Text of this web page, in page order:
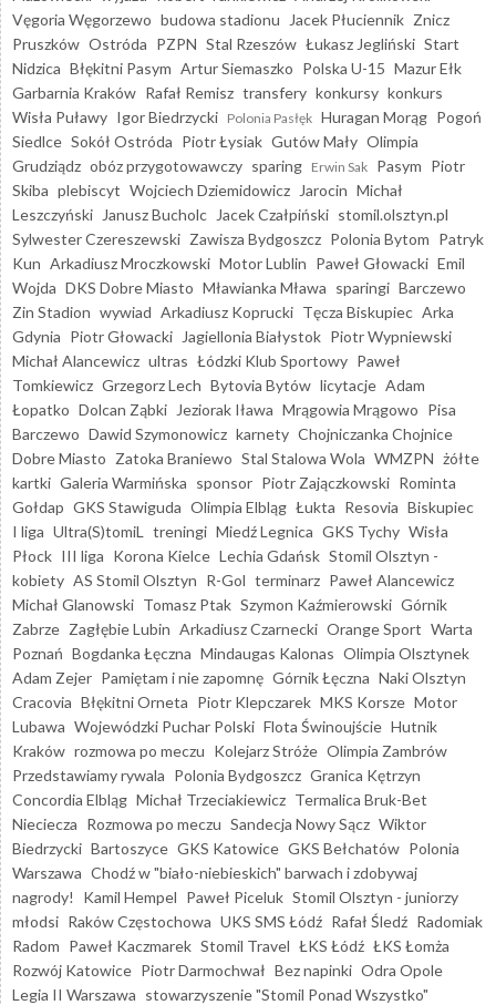
Vęgoria Węgorzewo budowa stadionu Jacek Płuciennik Znicz
Pruszków Ostróda PZPN Stal Rzeszów Łukasz Jegliński Start
Nidzica Błękitni Pasym Artur Siemaszko Polska U-15 Mazur Ełk
Garbarnia Kraków Rafał Remisz transfery konkursy konkurs
Wisła Puławy Igor Biedrzycki Polonia Pasłęk Huragan Morąg Pogoń
Siedlce Sokół Ostróda Piotr Łysiak Gutów Mały Olimpia
Grudziądz obóz przygotowawczy sparing Erwin Sak Pasym Piotr
Skiba plebiscyt Wojciech Dziemidowicz Jarocin Michał
Leszczyński
Janusz Bucholc Jacek Czałpiński stomil.olsztyn.pl
Sylwester Czereszewski Zawisza Bydgoszcz Polonia Bytom Patryk
Kun Arkadiusz Mroczkowski Motor Lublin Paweł Głowacki Emil
Wojda DKS Dobre Miasto Mławianka Mława sparingi Barczewo
Zin Stadion wywiad Arkadiusz Koprucki Tęcza Biskupiec Arka
Gdynia Piotr Głowacki Jagiellonia Białystok Piotr Wypniewski
Michał Alancewicz ultras Łódzki Klub Sportowy Paweł
Tomkiewicz Grzegorz Lech Bytovia Bytów licytacje Adam
Łopatko Dolcan Ząbki Jeziorak Iława Mrągowia Mrągowo Pisa
Barczewo Dawid Szymonowicz karnety Chojniczanka Chojnice
Dobre Miasto Zatoka Braniewo Stal Stalowa Wola WMZPN żółte
kartki Galeria Warmińska sponsor Piotr Zajączkowski Rominta
Gołdap GKS Stawiguda Olimpia Elbląg Łukta Resovia Biskupiec
I liga Ultra(S)tomiL treningi Miedź Legnica GKS Tychy Wisła
Płock III liga Korona Kielce Lechia Gdańsk Stomil Olsztyn -
kobiety AS Stomil Olsztyn R-Gol terminarz Paweł Alancewicz
Michał Glanowski Tomasz Ptak Szymon Kaźmierowski Górnik
Zabrze Zagłębie Lubin Arkadiusz Czarnecki Orange Sport Warta
Poznań Bogdanka Łęczna Mindaugas Kalonas Olimpia Olsztynek
Adam Zejer Pamiętam i nie zapomnę Górnik Łęczna Naki Olsztyn
Cracovia Błękitni Orneta Piotr Klepczarek MKS Korsze Motor
Lubawa Wojewódzki Puchar Polski Flota Świnoujście Hutnik
Kraków rozmowa po meczu Kolejarz Stróże Olimpia Zambrów
Przedstawiamy rywala Polonia Bydgoszcz Granica Kętrzyn
Concordia Elbląg Michał Trzeciakiewicz Termalica Bruk-Bet
Nieciecza Rozmowa po meczu Sandecja Nowy Sącz Wiktor
Biedrzycki Bartoszyce GKS Katowice GKS Bełchatów Polonia
Warszawa Chodź w "biało-niebieskich" barwach i zdobywaj
nagrody!
Kamil Hempel Paweł Piceluk Stomil Olsztyn - juniorzy
młodsi Raków Częstochowa UKS SMS Łódź Rafał Śledź Radomiak
Radom Paweł Kaczmarek Stomil Travel ŁKS Łódź ŁKS Łomża
Rozwój Katowice Piotr Darmochwał Bez napinki Odra Opole
Legia II Warszawa stowarzyszenie "Stomil Ponad Wszystko"